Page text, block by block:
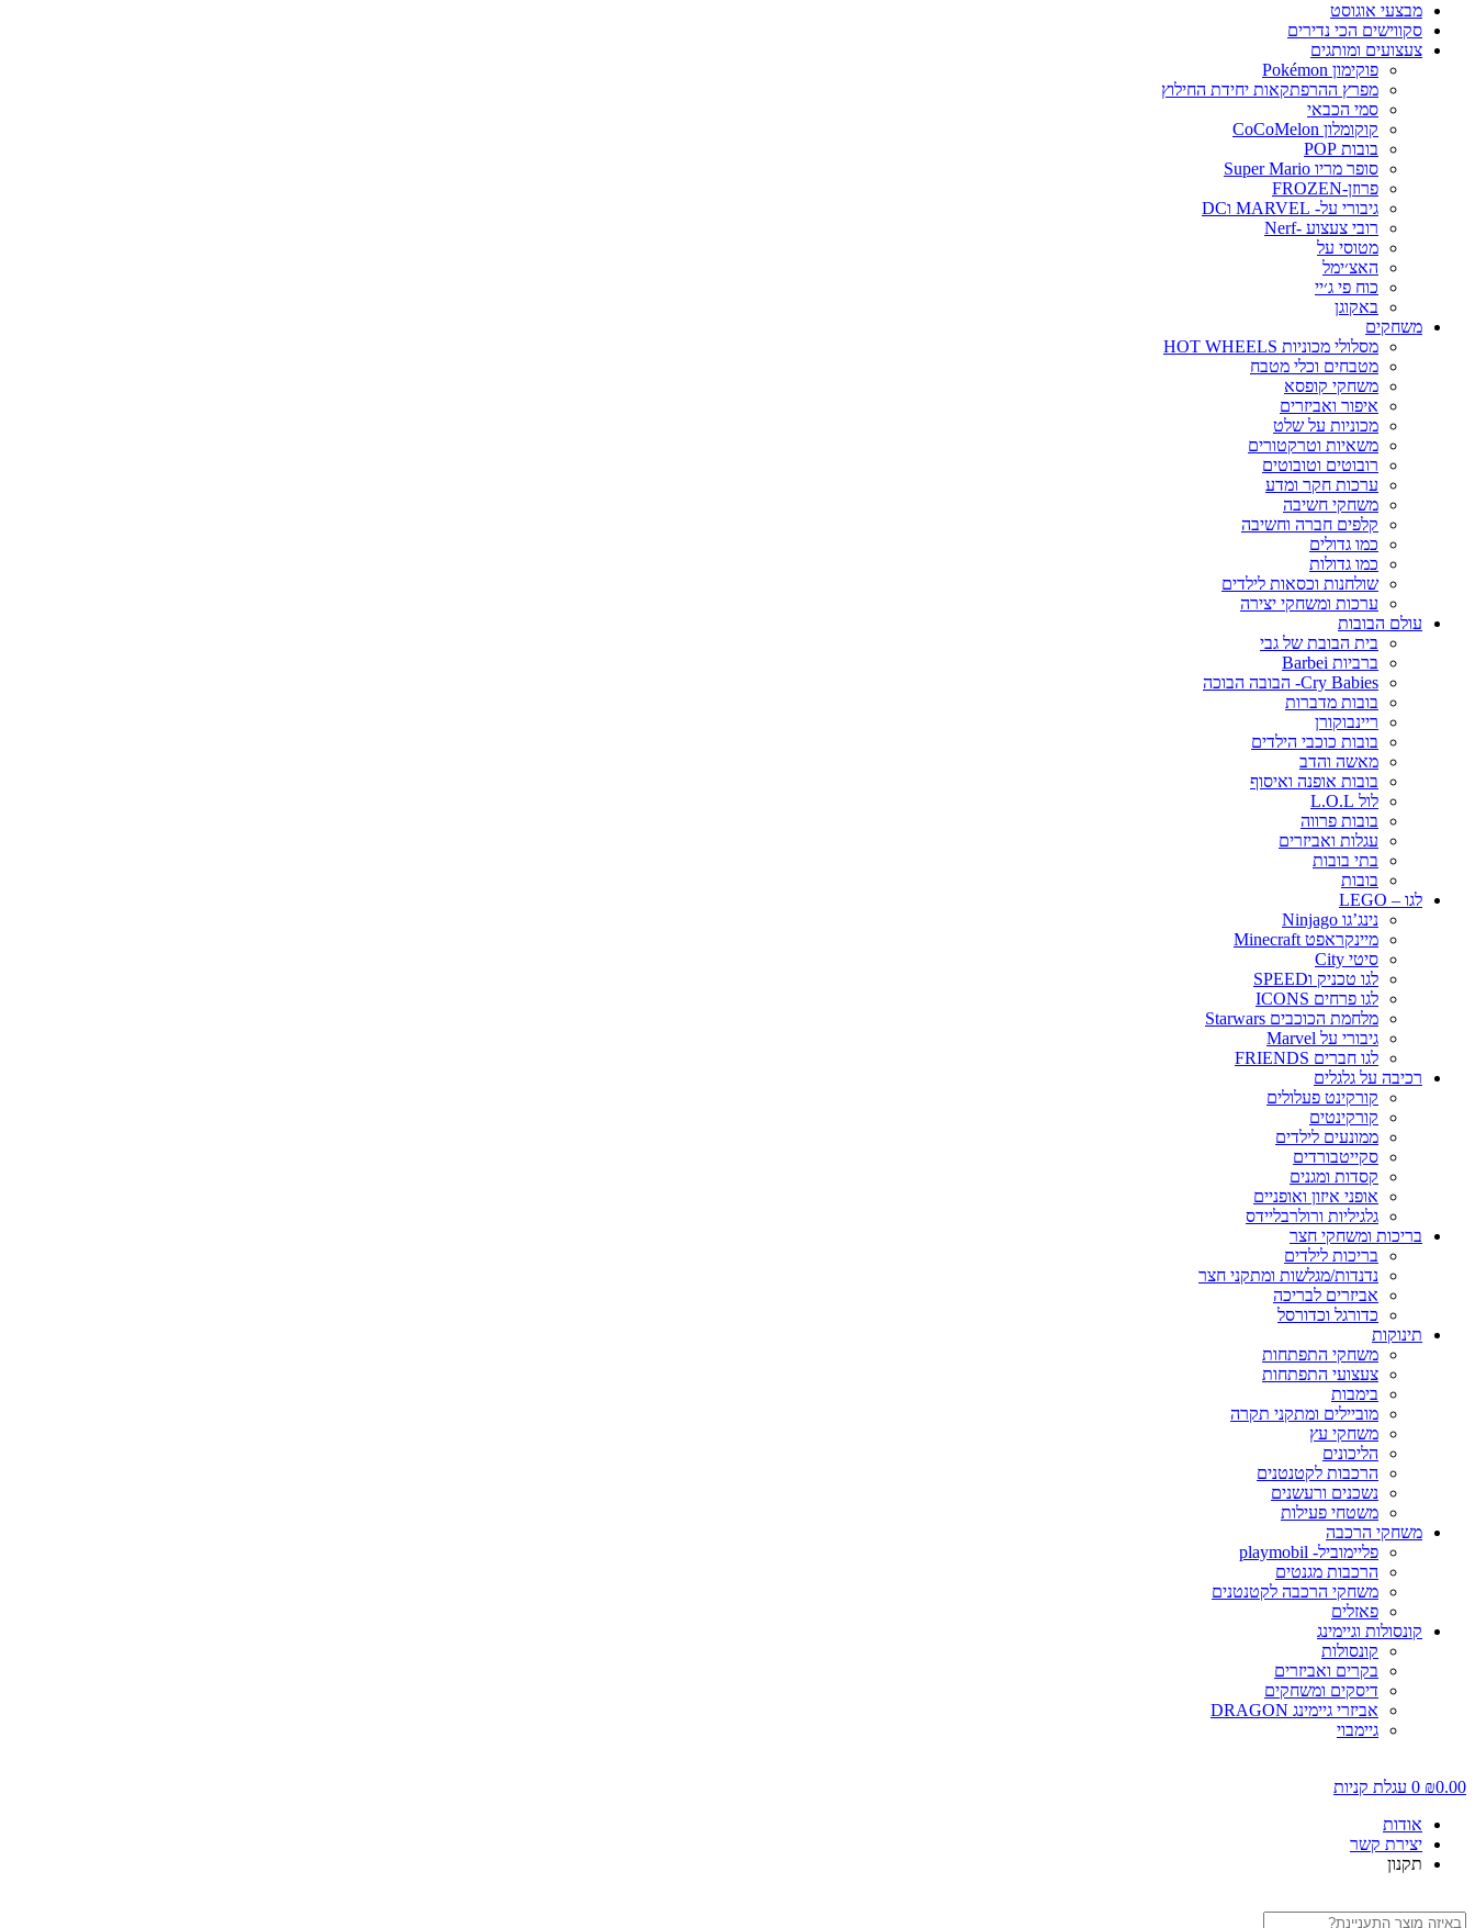
מבצעי אוגוסט
סקווישים הכי נדירים
צעצועים ומותגים
פוקימון Pokémon
מפרץ ההרפתקאות יחידת החילוץ
סמי הכבאי
קוקומלון CoCoMelon
בובות POP
סופר מריו Super Mario
פרוזן-FROZEN
גיבורי על- MARVEL וDC
רובי צעצוע -Nerf
מטוסי על
האצ׳ימל
כוח פי ג׳יי
באקוגן
משחקים
מסלולי מכוניות HOT WHEELS
מטבחים וכלי מטבח
משחקי קופסא
איפור ואביזרים
מכוניות על שלט
משאיות וטרקטורים
רובוטים וטובוטים
ערכות חקר ומדע
משחקי חשיבה
קלפים חברה וחשיבה
כמו גדולים
כמו גדולות
שולחנות וכסאות לילדים
ערכות ומשחקי יצירה
עולם הבובות
בית הבובת של גבי
ברביות Barbei
Cry Babies- הבובה הבוכה
בובות מדברות
ריינבוקורן
בובות כוכבי הילדים
מאשה והדב
בובות אופנה ואיסוף
לול L.O.L
בובות פרווה
עגלות ואביזרים
בתי בובות
בובות
לגו – LEGO
נינג’גו Ninjago
מיינקראפט Minecraft
סיטי City
לגו טכניק וSPEED
לגו פרחים ICONS
מלחמת הכוכבים Starwars
גיבורי על Marvel
לגו חברים FRIENDS
רכיבה על גלגלים
קורקינט פעלולים
קורקינטים
ממונעים לילדים
סקייטבורדים
קסדות ומגנים
אופני איזון ואופניים
גלגיליות ורולרבליידס
בריכות ומשחקי חצר
בריכות לילדים
נדנדות/מגלשות ומתקני חצר
אביזרים לבריכה
כדורגל וכדורסל
תינוקות
משחקי התפתחות
צעצועי התפתחות
בימבות
מוביילים ומתקני תקרה
משחקי עץ
הליכונים
הרכבות לקטנטנים
נשכנים ורעשנים
משטחי פעילות
משחקי הרכבה
פליימוביל- playmobil
הרכבות מגנטים
משחקי הרכבה לקטנטנים
פאזלים
קונסולות וגיימינג
קונסולות
בקרים ואביזרים
דיסקים ומשחקים
אביזרי גיימינג DRAGON
גיימבוי
₪0.00
0 עגלת קניות
אודות
יצירת קשר
תקנון